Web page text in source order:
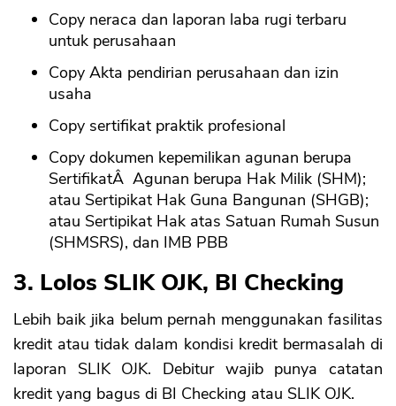
Copy neraca dan laporan laba rugi terbaru
untuk perusahaan
Copy Akta pendirian perusahaan dan izin
usaha
Copy sertifikat praktik profesional
Copy dokumen kepemilikan agunan berupa
SertifikatÂ Agunan berupa Hak Milik (SHM);
atau Sertipikat Hak Guna Bangunan (SHGB);
atau Sertipikat Hak atas Satuan Rumah Susun
(SHMSRS), dan IMB PBB
3. Lolos SLIK OJK, BI Checking
Lebih baik jika belum pernah menggunakan fasilitas
kredit atau tidak dalam kondisi kredit bermasalah di
laporan SLIK OJK. Debitur wajib punya catatan
kredit yang bagus di BI Checking atau SLIK OJK.